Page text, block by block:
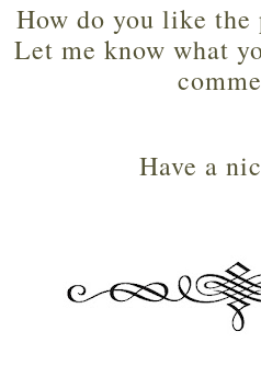
How do you like the
Let me know what
Have a